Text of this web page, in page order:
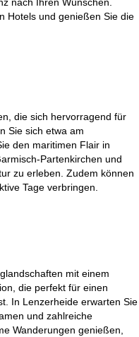
nach Ihren Wünschen.
Hotels und genießen Sie die
die sich hervorragend für
Sie sich etwa am
den maritimen Flair in
Partenkirchen und
zu erleben. Zudem können
Tage verbringen.
mit einem
die perfekt für einen
In Lenzerheide erwarten Sie
und zahlreiche
Wanderungen genießen,